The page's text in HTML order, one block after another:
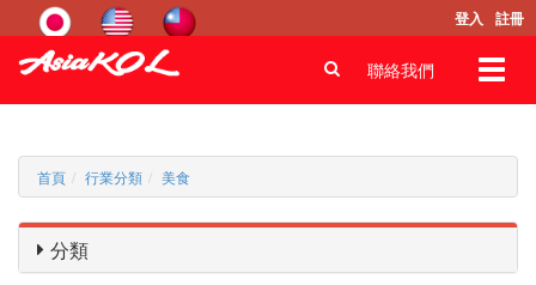
登入 註冊
聯絡我們
首頁 行業分類 美食
分類